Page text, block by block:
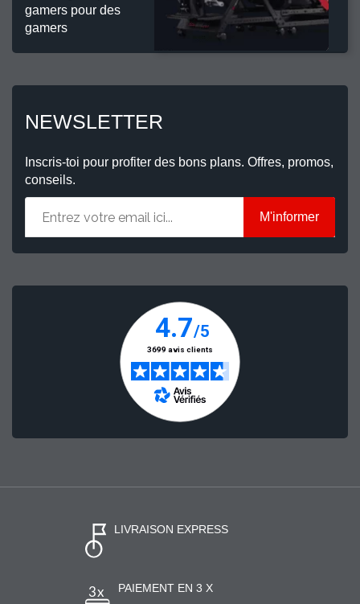
gamers pour des
gamers
NEWSLETTER
Inscris-toi pour profiter des bons plans. Offres, promos,
conseils.
M'informer
LIVRAISON EXPRESS
PAIEMENT EN 3 X